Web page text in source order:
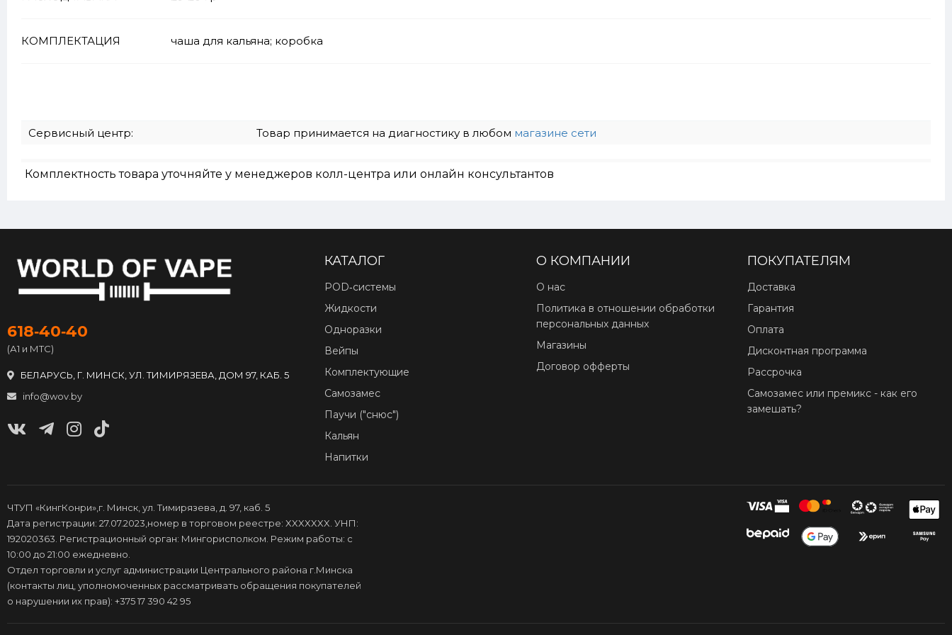
КОМПЛЕКТАЦИЯ чаша для кальяна; коробка
Сервисный центр: Товар принимается на диагностику в любом магазине сети
Комплектность товара уточняйте у менеджеров колл-центра или онлайн консультантов
618‑40‑40
(А1 и МТС)
БЕЛАРУСЬ, Г. МИНСК, УЛ. ТИМИРЯЗЕВА, ДОМ 97, КАБ. 5
info@wov.by
КАТАЛОГ
POD‑системы
Жидкости
Одноразки
Вейпы
Комплектующие
Самозамес
Паучи ("снюс")
Кальян
Напитки
О КОМПАНИИ
О нас
Политика в отношении обработки
персональных данных
Магазины
Договор офферты
ПОКУПАТЕЛЯМ
Доставка
Гарантия
Оплата
Дисконтная программа
Рассрочка
Самозамес или премикс - как его
замешать?
ЧТУП «КингКонри»,г. Минск, ул. Тимирязева, д. 97, каб. 5
Дата регистрации: 27.07.2023,номер в торговом реестре: XXXXXXX. УНП:
192020363. Регистрационный орган: Мингорисполком. Режим работы: с
10:00 до 21:00 ежедневно.
Отдел торговли и услуг администрации Центрального района г.Минска
(контакты лиц, уполномоченных рассматривать обращения покупателей
о нарушении их прав): +375 17 390 42 95